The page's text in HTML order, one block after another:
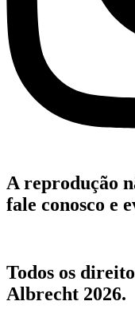
A reprodução
fale conosco e
Todos os
Albrecht 2026.